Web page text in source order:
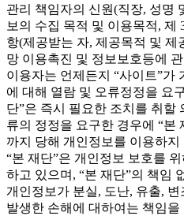
관리 책임자의 신원(직장, 성명
보의 수집 목적 및 이용목적, 제
항(제공받는 자, 제공목적 및 제
망 이용촉진 및 정보보호등에
이용자는 언제든지 “사이트”가
에 대해 열람 및 오류정정을 요
단”은 즉시 필요한 조치를 취할
류의 정정을 요구한 경우에 “본
까지 당해 개인정보를 이용하지
“본 재단”은 개인정보 보호를
하고 있으며, “본 재단”의 책임
개인정보가 분실, 도난, 유출,
발생한 손해에 대하여는 책임을